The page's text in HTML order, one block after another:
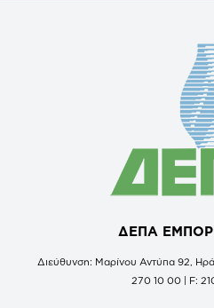
ΔΕΠΑ
Διεύθυνση: Μαρίνου Αντύπα 92,
270 10 00 | F: